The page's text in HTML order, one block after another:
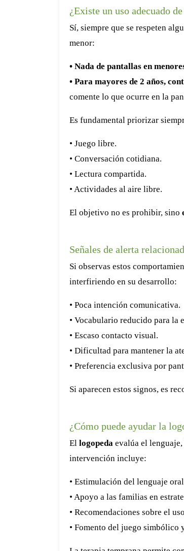
¿Existe un uso adecuado
Sí, siempre que se respeten
menor:
• Nada de pantallas en
• Para mayores de 2 años,
comente lo que ocurre en la
Es fundamental priorizar
• Juego libre.
• Conversación cotidiana.
• Lectura compartida.
• Actividades al aire libre.
El objetivo no es prohibir, sino
Señales de alerta
Si observas estos
interfiriendo en su desarrollo:
• Poca intención comunicativa.
• Vocabulario reducido para la
• Escaso contacto visual.
• Dificultad para mantener la
• Preferencia exclusiva por
Si aparecen estos signos, es
¿Cómo puede ayudar la
El logopeda evalúa el
intervención incluye:
• Estimulación del lenguaje
• Apoyo a las familias en
• Recomendaciones sobre el
• Fomento del juego simbólico